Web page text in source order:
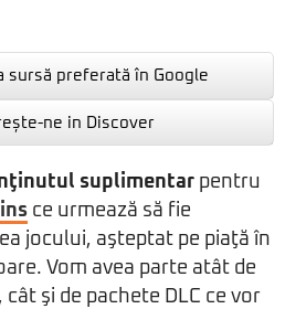
sursă preferată în Google
ne in Discover
suplimentar pentru
ce urmează să fie
jocului, aşteptat pe piaţă în
Vom avea parte atât de
cât şi de pachete DLC ce vor